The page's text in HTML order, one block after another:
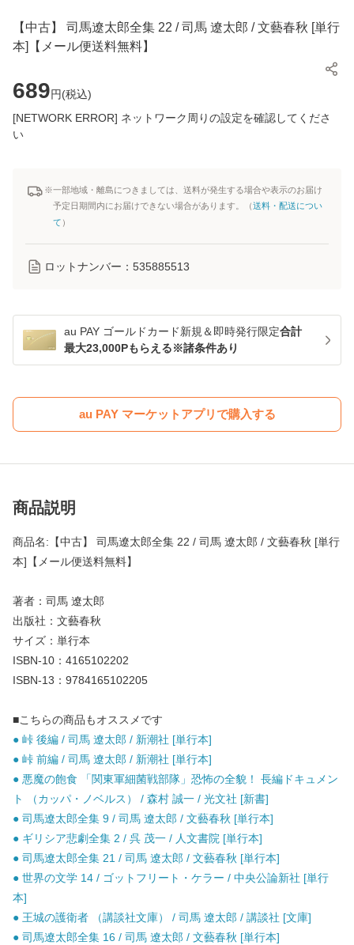
【中古】 司馬遼太郎全集 22 / 司馬 遼太郎 / 文藝春秋 [単行
本]【メール便送料無料】
689円(税込)
[NETWORK ERROR] ネットワーク周りの設定を確認してくださ
い
※一部地域・離島につきましては、送料が発生する場合や表示のお届け
予定日期間内にお届けできない場合があります。（送料・配送につい
て ）
ロットナンバー： 535885513
au PAY ゴールドカード新規＆即時発行限定合計
最大23,000Pもらえる※諸条件あり
au PAY マーケットアプリで購入する
商品説明
商品名:【中古】 司馬遼太郎全集 22 / 司馬 遼太郎 / 文藝春秋 [単行
本]【メール便送料無料】
著者：司馬 遼太郎
出版社：文藝春秋
サイズ：単行本
ISBN-10：4165102202
ISBN-13：9784165102205
■こちらの商品もオススメです
● 峠 後編 / 司馬 遼太郎 / 新潮社 [単行本]
● 峠 前編 / 司馬 遼太郎 / 新潮社 [単行本]
● 悪魔の飽食 「関東軍細菌戦部隊」恐怖の全貌！ 長編ドキュメン
ト （カッパ・ノベルス） / 森村 誠一 / 光文社 [新書]
● 司馬遼太郎全集 9 / 司馬 遼太郎 / 文藝春秋 [単行本]
● ギリシア悲劇全集 2 / 呉 茂一 / 人文書院 [単行本]
● 司馬遼太郎全集 21 / 司馬 遼太郎 / 文藝春秋 [単行本]
● 世界の文学 14 / ゴットフリート・ケラー / 中央公論新社 [単行
本]
● 王城の護衛者 （講談社文庫） / 司馬 遼太郎 / 講談社 [文庫]
● 司馬遼太郎全集 16 / 司馬 遼太郎 / 文藝春秋 [単行本]